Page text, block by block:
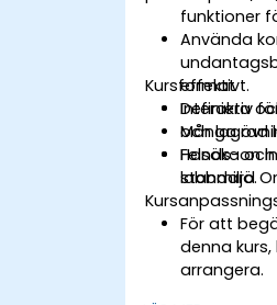
funktioner
Använda
effektivt.
Definiera
och lagrad
Felsöka
standard
Kursformat
Interaktiv
Många
Hands-on
labbmiljö.
För att
denna
arrangera.